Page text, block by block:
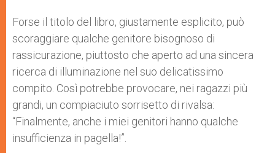
Forse il titolo del libro, giustamente esplicito, può
scoraggiare qualche genitore bisognoso di
rassicurazione, piuttosto che aperto ad una sincera
ricerca di illuminazione nel suo delicatissimo
compito. Così potrebbe provocare, nei ragazzi più
grandi, un compiaciuto sorrisetto di rivalsa:
“Finalmente, anche i miei genitori hanno qualche
insufficienza in pagella!”.